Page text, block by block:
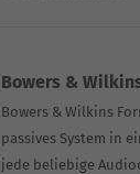
Bowers &
Bowers & Wilkins
passives System in
jede beliebige